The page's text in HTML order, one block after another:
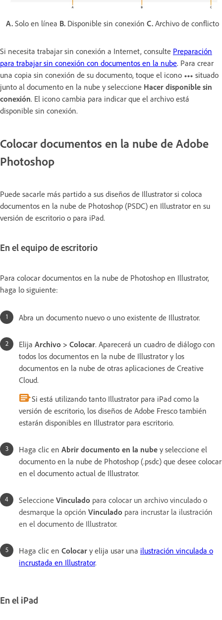
A. Solo en línea B. Disponible sin conexión C. Archivo de conflicto
Si necesita trabajar sin conexión a Internet, consulte Preparación
para trabajar sin conexión con documentos en la nube. Para crear
una copia sin conexión de su documento, toque el icono
situado
junto al documento en la nube y seleccione Hacer disponible sin
conexión. El icono cambia para indicar que el archivo está
disponible sin conexión.
Colocar documentos en la nube de Adobe
Photoshop
Puede sacarle más partido a sus diseños de Illustrator si coloca
documentos en la nube de Photoshop (PSDC) en Illustrator en su
versión de escritorio o para iPad.
En el equipo de escritorio
Para colocar documentos en la nube de Photoshop en Illustrator,
haga lo siguiente:
Abra un documento nuevo o uno existente de Illustrator.
Elija Archivo > Colocar. Aparecerá un cuadro de diálogo con
todos los documentos en la nube de Illustrator y los
documentos en la nube de otras aplicaciones de Creative
Cloud.
Si está utilizando tanto Illustrator para iPad como la
versión de escritorio, los diseños de Adobe Fresco también
estarán disponibles en Illustrator para escritorio.
Haga clic en Abrir documento en la nube y seleccione el
documento en la nube de Photoshop (.psdc) que desee colocar
en el documento actual de Illustrator.
Seleccione Vinculado para colocar un archivo vinculado o
desmarque la opción Vinculado para incrustar la ilustración
en el documento de Illustrator.
Haga clic en Colocar y elija usar una ilustración vinculada o
incrustada en Illustrator.
En el iPad